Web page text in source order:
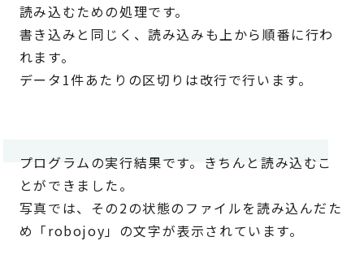
読み込むための処理です。
書き込みと同じく、読み込みも上から順番に行わ
れます。
データ1件あたりの区切りは改行で行います。
プログラムの実行結果です。きちんと読み込むこ
とができました。
写真では、その2の状態のファイルを読み込んだた
め「robojoy」の文字が表示されています。